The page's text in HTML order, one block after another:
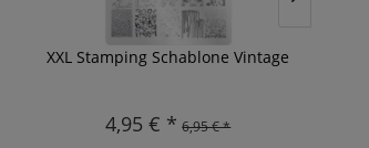
XXL Stamping Schablone Vintage
4,95 € * 6,95 € *